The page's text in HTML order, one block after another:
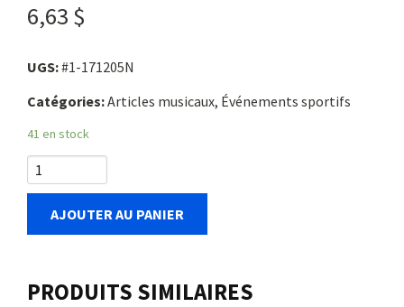
6,63 $
UGS:#1-171205N
Catégories:Articles musicaux, Événements sportifs
41 en stock
AJOUTER AU PANIER
PRODUITS SIMILAIRES